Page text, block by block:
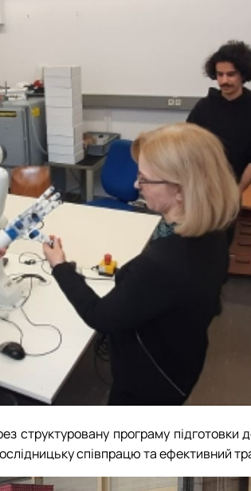
структуровану програму підготовки
співпрацю та ефективний